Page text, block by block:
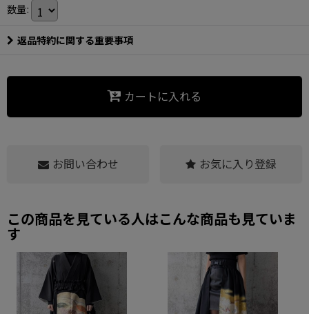
※こちらのベルトはイメージになり商品ではございません
数量:
返品特約に関する重要事項
カートに入れる
お問い合わせ お気に入り登録
この商品を見ている人はこんな商品も見ていま
す